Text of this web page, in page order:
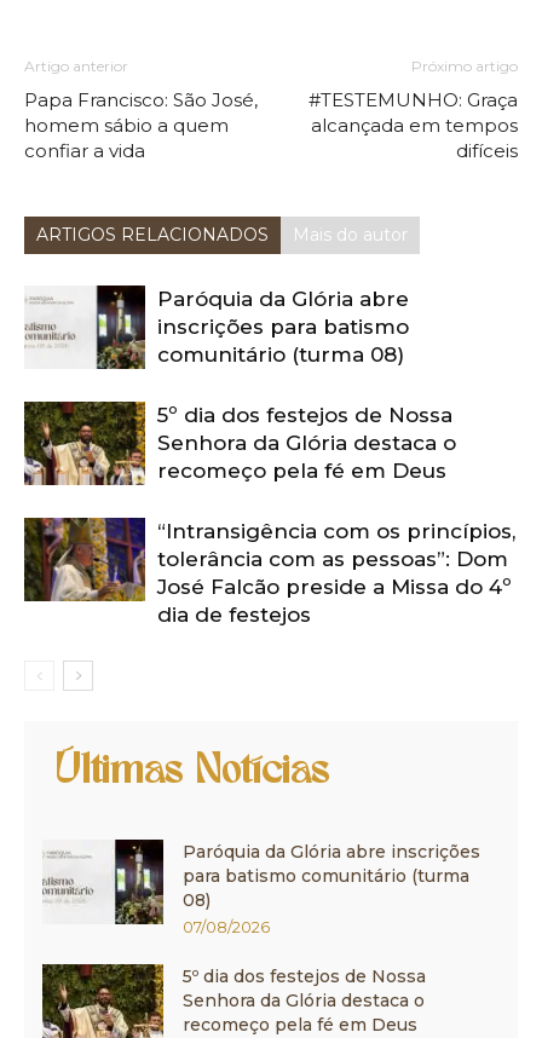
Artigo anterior
Papa Francisco: São José,
homem sábio a quem
confiar a vida
Próximo artigo
#TESTEMUNHO: Graça
alcançada em tempos
difíceis
ARTIGOS RELACIONADOS Mais do autor
Paróquia da Glória abre
inscrições para batismo
comunitário (turma 08)
5º dia dos festejos de Nossa
Senhora da Glória destaca o
recomeço pela fé em Deus
“Intransigência com os princípios,
tolerância com as pessoas”: Dom
José Falcão preside a Missa do 4º
dia de festejos
Últimas Notícias
Paróquia da Glória abre inscrições
para batismo comunitário (turma
08)
07/08/2026
5º dia dos festejos de Nossa
Senhora da Glória destaca o
recomeço pela fé em Deus